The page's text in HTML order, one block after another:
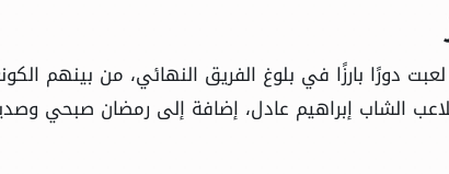
دورًا بارزًا في بلوغ الفريق النهائي، من بينهم
الشاب إبراهيم عادل، إضافة إلى رمضان صبحي